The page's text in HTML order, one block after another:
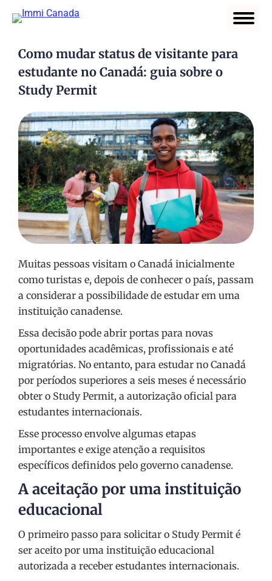
Como mudar status de visitante para
estudante no Canadá: guia sobre o
Study Permit
Muitas pessoas visitam o Canadá inicialmente
como turistas e, depois de conhecer o país, passam
a considerar a possibilidade de estudar em uma
instituição canadense.
Essa decisão pode abrir portas para novas
oportunidades acadêmicas, profissionais e até
migratórias. No entanto, para estudar no Canadá
por períodos superiores a seis meses é necessário
obter o Study Permit, a autorização oficial para
estudantes internacionais.
Esse processo envolve algumas etapas
importantes e exige atenção a requisitos
específicos definidos pelo governo canadense.
A aceitação por uma instituição
educacional
O primeiro passo para solicitar o Study Permit é
ser aceito por uma instituição educacional
autorizada a receber estudantes internacionais.